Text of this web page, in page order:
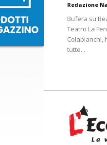
Redazione
Bufera su
Teatro La
Colabianchi,
tutte...